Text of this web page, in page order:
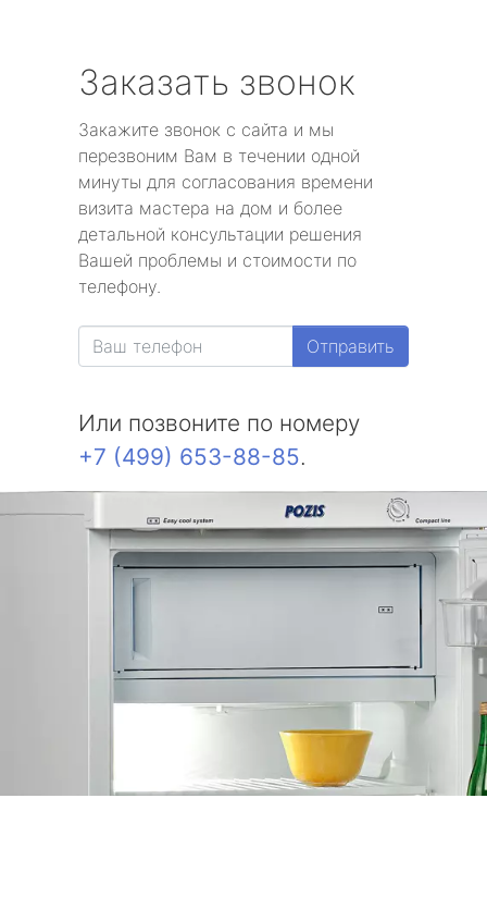
Заказать звонок
Закажите звонок с сайта и мы
перезвоним Вам в течении одной
минуты для согласования времени
визита мастера на дом и более
детальной консультации решения
Вашей проблемы и стоимости по
телефону.
Отправить
Или позвоните по номеру
+7 (499) 653-88-85.